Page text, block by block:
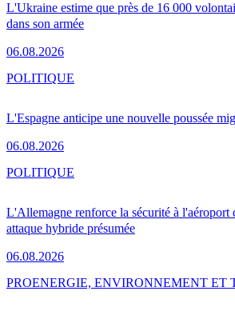
L'Ukraine estime que près de 16 000
dans son armée
06.08.2026
L'Espagne anticipe une nouvelle poussée
06.08.2026
POLITIQUE
L'Allemagne renforce la sécurité à l'aéroport
attaque hybride présumée
06.08.2026
POLITIQUE
PROENERGIE, ENVIRONNEMENT ET